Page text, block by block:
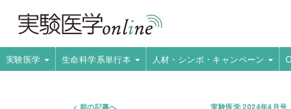
実験医学 生命科学系単行本 人材・シンポ・キャンペーン
前の記事へ
実験医学 2024年4月号